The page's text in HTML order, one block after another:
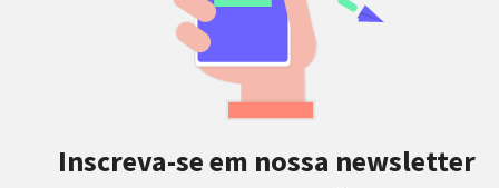
Inscreva-se em nossa newsletter